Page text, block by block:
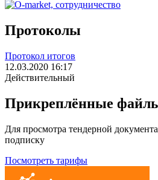
Протоколы
Протокол итогов
12.03.2020 16:17
Действительный
Прикреплённые
Для просмотра тендерной
подписку
Посмотреть тарифы